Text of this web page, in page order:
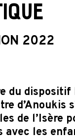
2022
du dispositif
d’Anoukis
de l’Isère
avec les